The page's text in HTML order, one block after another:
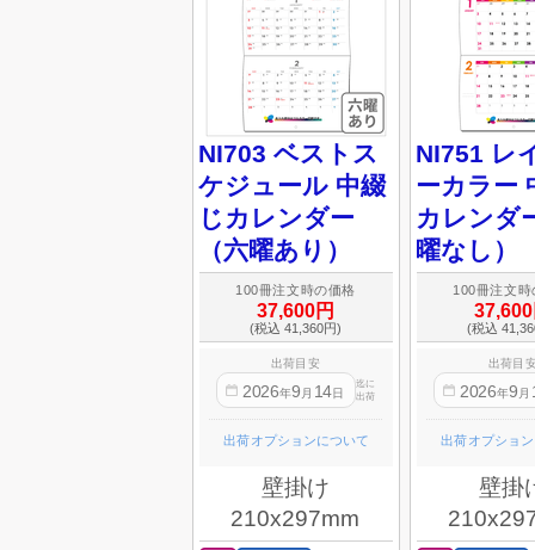
NI703 ベストス
ケジュール 中綴
じカレンダー
（六曜あり）
100冊注文時の価格
37,600円
(税込 41,360円)
出荷目安
2026年9 月 14日
迄に
出荷
出荷オプションについて
壁掛け
210x297mm
NI751 レ
ーカラー
カレンダ
曜なし）
100冊注文時
(税込
出荷目
2026年9 月
出荷オプショ
壁掛